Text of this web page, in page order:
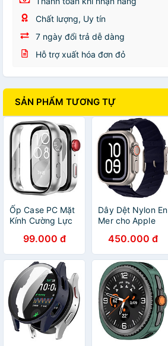
Chất lượng, Uy tín
7 ngày đổi trả dễ dàng
Hỗ trợ xuất hóa đơn đỏ
SẢN PHẨM TƯƠNG TỰ
Ốp Case PC Mặt
Kính Cường Lực
cho Huawei
Watch Fit 3 -
Hàng Chính Hãng
99.000 đ
Dây Dệt Nylon En
Mer cho Apple
Apple Watch
Ultra Size
40/41/42mm &
44/45/46/49mm
- Hàng Chính
Hãng
450.000 đ